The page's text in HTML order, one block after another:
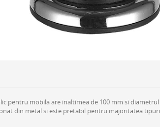
pentru mobila are inaltimea de 100 mm si
din metal si este pretabil pentru majoritatea